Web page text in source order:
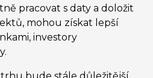
pracovat s daty a doložit
mohou získat lepší
investory